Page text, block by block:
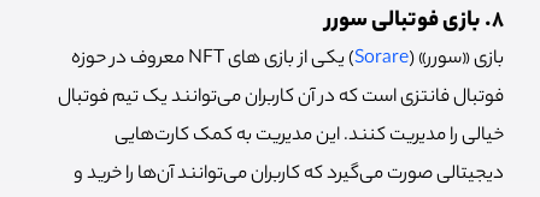
8. بازی فوتبالی سورر
بازی «سورر» (Sorare
) یکی از بازی های NFT معروف در حوزه
فوتبال فانتزی است که در آن کاربران می‌توانند یک تیم فوتبال
خیالی را مدیریت کنند. این مدیریت به کمک کارت‌هایی
دیجیتالی صورت می‌گیرد که کاربران می‌توانند آن‌ها را خرید و